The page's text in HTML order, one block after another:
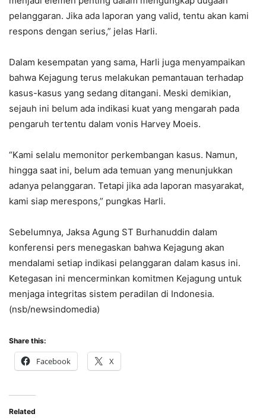
pelanggaran. Jika ada laporan yang valid, tentu akan kami
respons dengan serius,” jelas Harli.
Dalam kesempatan yang sama, Harli juga menyampaikan
bahwa Kejagung terus melakukan pemantauan terhadap
kasus-kasus yang sedang ditangani. Meski demikian,
sejauh ini belum ada indikasi kuat yang mengarah pada
pengaruh tertentu dalam vonis Harvey Moeis.
“Kami selalu memonitor perkembangan kasus. Namun,
hingga saat ini, belum ada temuan yang menunjukkan
adanya pelanggaran. Tetapi jika ada laporan masyarakat,
kami siap merespons,” pungkas Harli.
Sebelumnya, Jaksa Agung ST Burhanuddin dalam
konferensi pers menegaskan bahwa Kejagung akan
mendalami setiap indikasi pelanggaran dalam kasus ini.
Ketegasan ini mencerminkan komitmen Kejagung untuk
menjaga integritas sistem peradilan di Indonesia.
(nsb/newsindomedia)
Share this:
Facebook X
Related